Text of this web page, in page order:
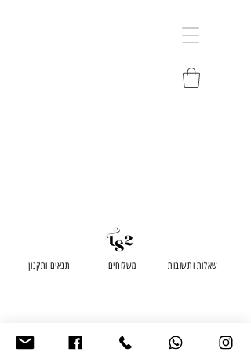
תנאים ותקנון שאלות ותשובות משלוחים